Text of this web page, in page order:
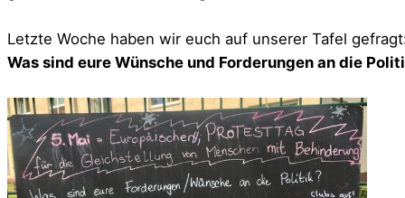
Letzte Woche haben wir euch auf unserer Tafel
Was sind eure Wünsche und Forderungen an die